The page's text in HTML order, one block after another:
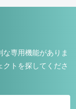
専用機能がありま
トを探してくださ